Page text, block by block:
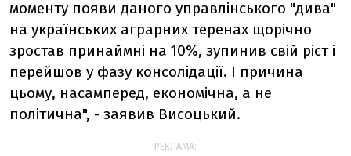
моменту появи даного управлінського "дива"
на українських аграрних теренах щорічно
зростав принаймні на 10%, зупинив свій ріст і
перейшов у фазу консолідації. І причина
цьому, насамперед, економічна, а не
політична", - заявив Висоцький.
РЕКЛАМА: